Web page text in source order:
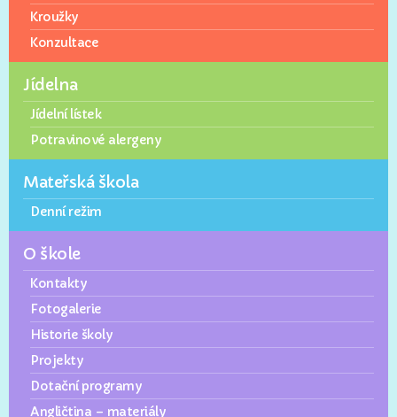
Kroužky
Konzultace
Jídelna
Jídelní lístek
Potravinové alergeny
Mateřská škola
Denní režim
O škole
Kontakty
Fotogalerie
Historie školy
Projekty
Dotační programy
Angličtina – materiály